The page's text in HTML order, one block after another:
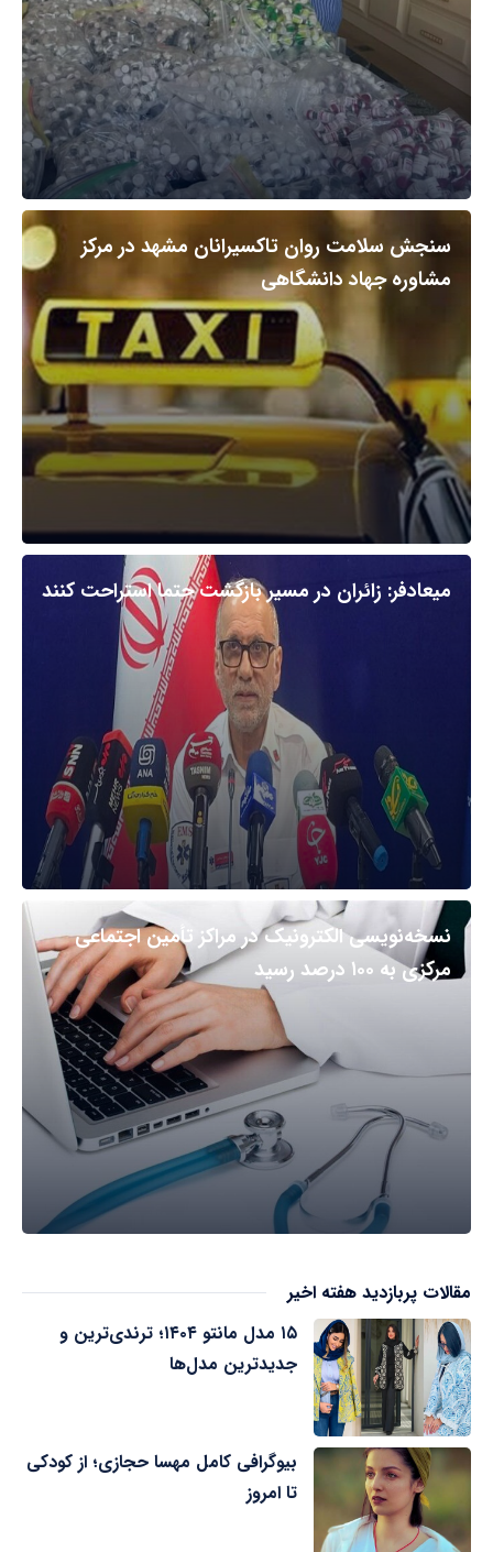
سنجش سلامت روان تاکسیرانان مشهد در مرکز
مشاوره جهاد دانشگاهی
میعادفر: زائران در مسیر بازگشت حتما استراحت کنند
نسخه‌نویسی الکترونیک در مراکز تأمین اجتماعی
مرکزی به ۱۰۰ درصد رسید
مقالات پربازدید هفته اخیر
۱۵ مدل مانتو ۱۴۰۴؛ ترندی‌ترین و
جدیدترین مدل‌ها
بیوگرافی کامل مهسا حجازی؛ از کودکی
تا امروز